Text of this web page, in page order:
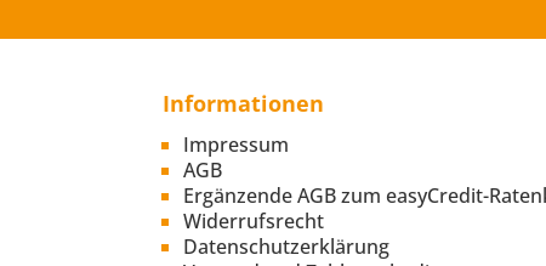
Informationen
Impressum
AGB
Ergänzende AGB zum easyCredit-
Widerrufsrecht
Datenschutzerklärung